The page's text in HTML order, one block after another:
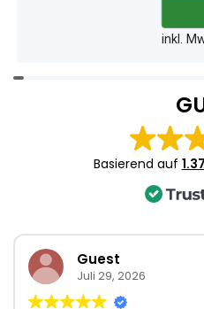
inkl.
Item
Basierend auf
Guest
Juli 29, 2026